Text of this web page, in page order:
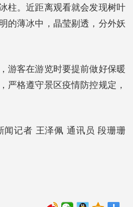
柱。近距离观看就会发现树叶
的薄冰中，晶莹剔透，分外妖
游客在游览时要提前做好保暖
严格遵守景区疫情防控规定，
闻记者 王泽佩 通讯员 段珊珊